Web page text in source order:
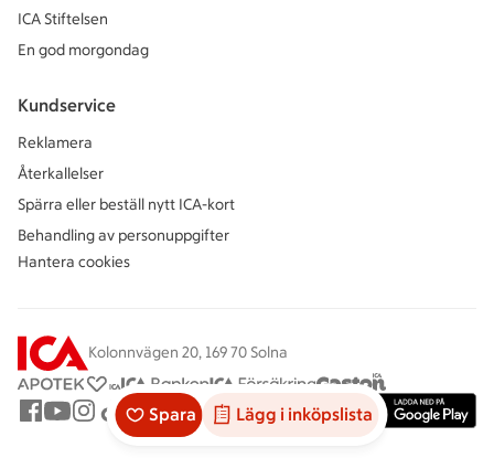
Spara Lägg i inköpslista
ICA Stiftelsen
En god morgondag
Kundservice
Reklamera
Återkallelser
Spärra eller beställ nytt ICA-kort
Behandling av personuppgifter
Hantera cookies
Kolonnvägen 20, 169 70 Solna